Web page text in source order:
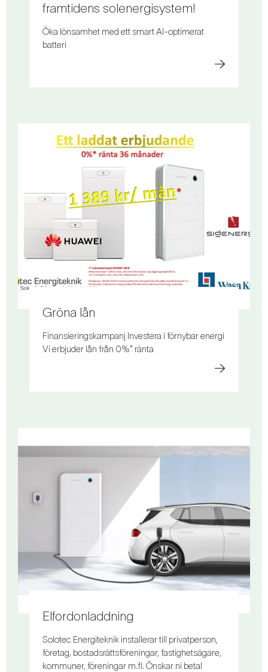
framtidens solenergisystem!
Öka lönsamhet med ett smart AI-optimerat
batteri
Gröna lån
Finansieringskampanj Investera i förnybar energi
Vi erbjuder lån från 0%* ränta
Elfordonladdning
Solotec Energiteknik installerar till privatperson,
företag, bostadsrättsföreningar, fastighetsägare,
kommuner, föreningar m.fl. Önskar ni betal